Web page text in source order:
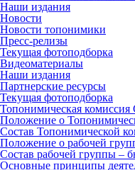
Наши издания
Новости
Новости топонимики
Пресс‑релизы
Текущая фотоподборка
Видеоматериалы
Наши издания
Партнерские ресурсы
Текущая фотоподборка
Топонимическая комиссия
Положение о
Состав Топонимической
Положение о рабочей
Состав рабочей группы –
Основные принципы